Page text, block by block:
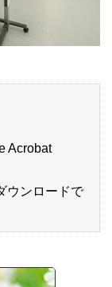
Acrobat
ウンロードで